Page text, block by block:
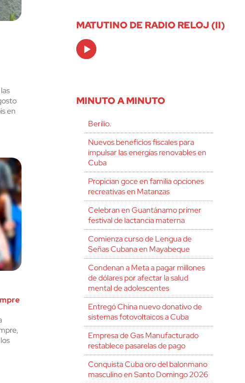
en
MATUTINO DE RADIO RELOJ (II)
Audio
Player
MINUTO A MINUTO
Berilio.
Nuevos beneficios fiscales para
impulsar las energías renovables en
Cuba
Propician goce en familia opciones
recreativas en Matanzas
Celebran en Guantánamo primer
festival de lactancia materna
Comienza curso de Lengua de
Señas Cubana en Mayabeque
Condenan a Meta a pagar millones
de dólares por afectar la salud
mental de adolescentes
Entregó China nuevo donativo de
sistemas fotovoltaicos a Cuba
Empresa de Gas Manufacturado
restablece pasarelas de pago
Conquista Cuba oro del balonmano
masculino en Santo Domingo 2026